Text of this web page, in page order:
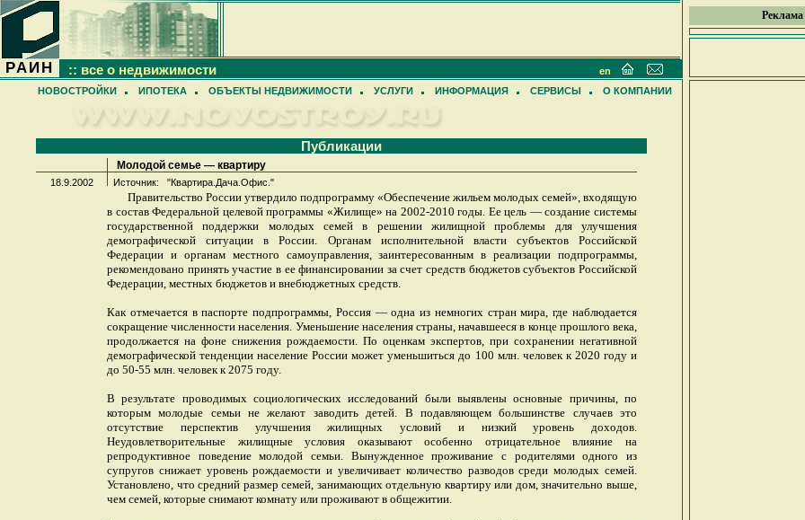
Реклама
РАИН :: все о недвижимости
en
НОВОСТРОЙКИ
ИПОТЕКА ОБЪЕКТЫ НЕДВИЖИМОСТИ УСЛУГИ ИНФОРМАЦИЯ СЕРВИСЫ О КОМПАНИИ
Публикации
Молодой семье — квартиру
18.9.2002 Источник: "Квартира.Дача.Офис."
Правительство России утвердило подпрограмму «Обеспечение жильем молодых семей», входящую
в состав Федеральной целевой программы «Жилище» на 2002-2010 годы. Ее цель — создание системы
государственной поддержки молодых семей в решении жилищной проблемы для улучшения
демографической ситуации в России. Органам исполнительной власти субъектов Российской
Федерации и органам местного самоуправления, заинтересованным в реализации подпрограммы,
рекомендовано принять участие в ее финансировании за счет средств бюджетов субъектов Российской
Федерации, местных бюджетов и внебюджетных средств.
Как отмечается в паспорте подпрограммы, Россия — одна из немногих стран мира, где наблюдается
сокращение численности населения. Уменьшение населения страны, начавшееся в конце прошлого века,
продолжается на фоне снижения рождаемости. По оценкам экспертов, при сохранении негативной
демографической тенденции население России может уменьшиться до 100 млн. человек к 2020 году и
до 50-55 млн. человек к 2075 году.
В результате проводимых социологических исследований были выявлены основные причины, по
которым молодые семьи не желают заводить детей. В подавляющем большинстве случаев это
отсутствие перспектив улучшения жилищных условий и низкий уровень доходов.
Неудовлетворительные жилищные условия оказывают особенно отрицательное влияние на
репродуктивное поведение молодой семьи. Вынужденное проживание с родителями одного из
супругов снижает уровень рождаемости и увеличивает количество разводов среди молодых семей.
Установлено, что средний размер семей, занимающих отдельную квартиру или дом, значительно выше,
чем семей, которые снимают комнату или проживают в общежитии.